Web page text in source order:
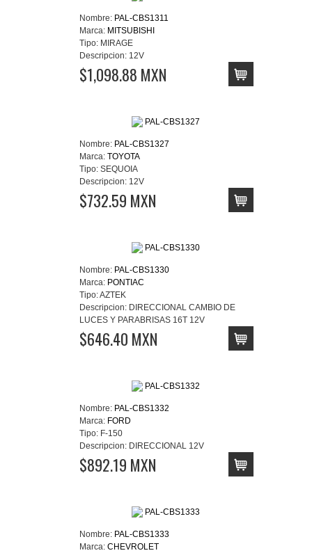
Nombre: PAL-CBS1311
Marca: MITSUBISHI
Tipo: MIRAGE
Descripcion: 12V
$1,098.88 MXN
Nombre: PAL-CBS1327
Marca: TOYOTA
Tipo: SEQUOIA
Descripcion: 12V
$732.59 MXN
Nombre: PAL-CBS1330
Marca: PONTIAC
Tipo:AZTEK
Descripcion: DIRECCIONAL CAMBIO DE
LUCES Y PARABRISAS 16T 12V
$646.40 MXN
Nombre: PAL-CBS1332
Marca: FORD
Tipo: F-150
Descripcion: DIRECCIONAL 12V
$892.19 MXN
Nombre: PAL-CBS1333
Marca: CHEVROLET